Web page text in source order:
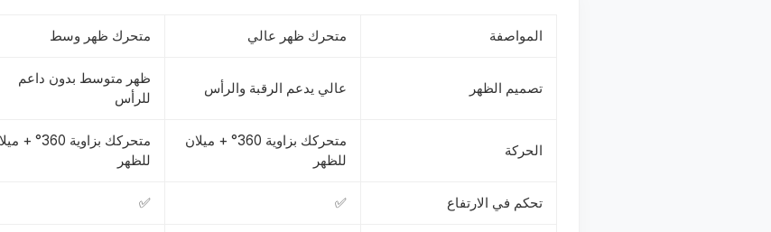
المواصفة متحرك ظهر عالي متحرك ظهر وسط
تصميم الظهر عالي يدعم الرقبة والرأس
ظهر متوسط بدون داعم
للرأس
الحركة
متحركك بزاوية 360° + ميلان
للظهر
متحركك بزاوية 360°
للظهر
تحكم في الارتفاع ✅
✅